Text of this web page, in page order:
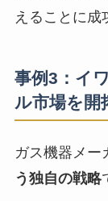
えることに成
事例3：イ
ル市場を開
ガス機器メー
う独自の戦略